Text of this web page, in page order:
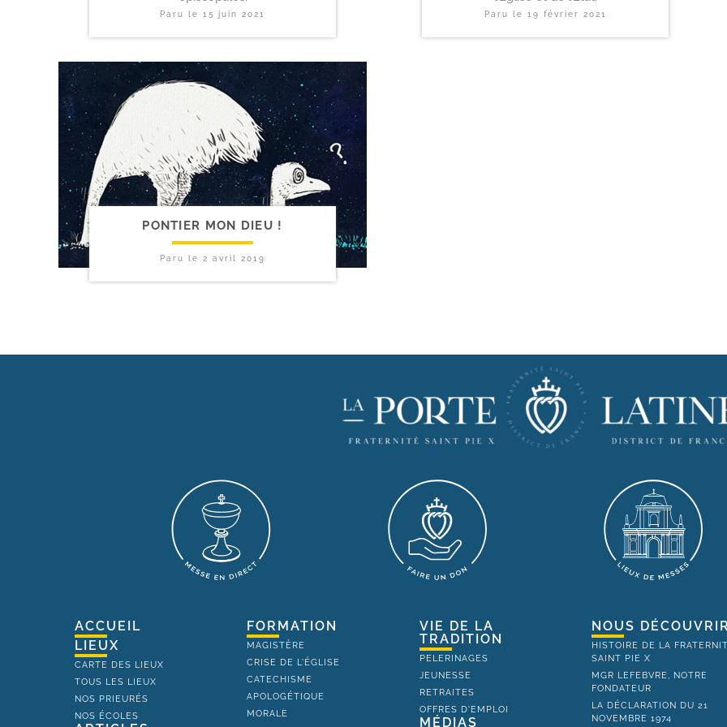
Paru le 15 juin 2021 Paru le 19 février 2021
PONTIER MON DIEU !
Paru le 2 avril 2019
ACCUEIL
LIEUX
CARTE DES LIEUX
TOUS LES LIEUX
NOS PRIEURÉS
NOS ÉCOLES
FORMATION
MAGISTÈRE
CRISE DE L'ÉGLISE
CATECHISME
APOLOGÉTIQUE
MORALE
VIE DE LA
TRADITION
PELERINAGES
JEUNESSE
RETRAITES
OFFRES D'EMPLOI
MÉDIAS
NOUS DÉCOUVRIR
HISTOIRE DE LA
SAINT PIE X
MGR LEFEBVRE, NOTRE
FONDATEUR
LA DÉCLARATION DU 21
NOVEMBRE 1974